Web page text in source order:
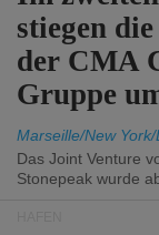
stiegen
der CMA
Gruppe
Marseille/New
Das Joint Venture
Stonepeak wurde